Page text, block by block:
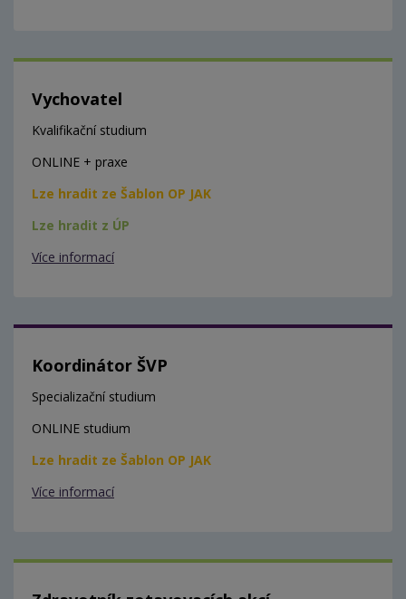
Vychovatel
Kvalifikační studium
ONLINE + praxe
Lze hradit ze Šablon OP JAK
Lze hradit z ÚP
Více informací
Koordinátor ŠVP
Specializační studium
ONLINE studium
Lze hradit ze Šablon OP JAK
Více informací